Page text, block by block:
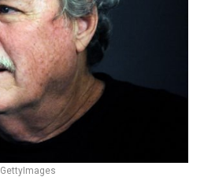
GettyImages